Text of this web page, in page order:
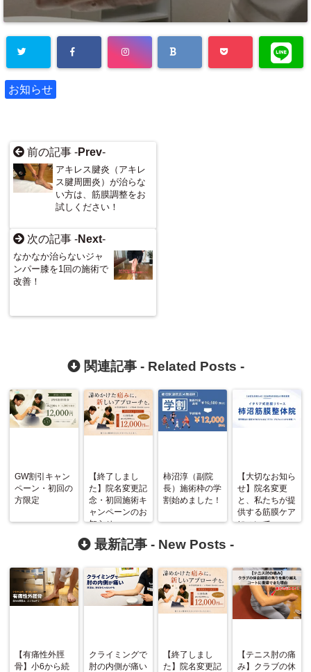
お知らせ
前の記事 -Prev-
アキレス腱炎（アキレ
ス腱周囲炎）が治らな
い方は、筋膜調整をお
試しください！
次の記事 -Next-
なかなか治らないジャ
ンパー膝を1回の施術で
改善！
関連記事 - Related Posts -
GW割引キャン
ペーン・初回の
方限定
【終了しまし
た】院名変更記
念・初回施術キ
ャンペーンのお
知らせ
柿沼淳（副院
長）施術枠の学
割始めました！
【大切なお知ら
せ】院名変更
と、私たちが提
供する筋膜ケア
について
最新記事 - New Posts -
【有痛性外脛
骨】小6から続
クライミングで
肘の内側が痛い
【終了しまし
た】院名変更記
【テニス肘の痛
み】クラブの休